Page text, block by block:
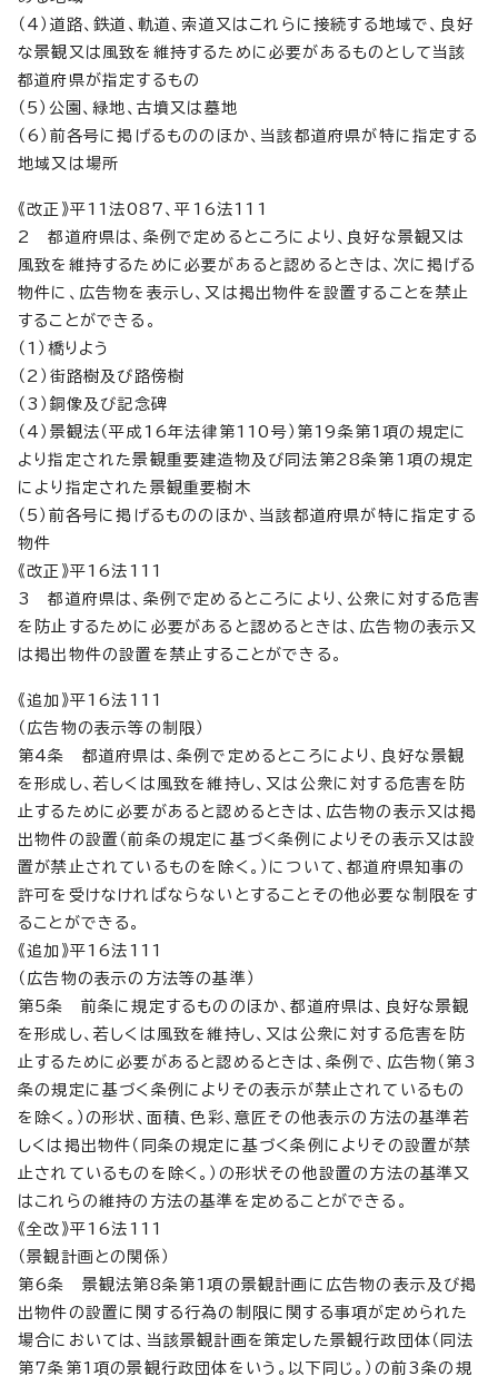
（4）道路、鉄道、軌道、索道又はこれらに接続する地域で、良好
な景観又は風致を維持するために必要があるものとして当該
都道府県が指定するもの
（5）公園、緑地、古墳又は墓地
（6）前各号に掲げるもののほか、当該都道府県が特に指定する
地域又は場所
《改正》平11法087、平16法111
2 都道府県は、条例で定めるところにより、良好な景観又は
風致を維持するために必要があると認めるときは、次に掲げる
物件に、広告物を表示し、又は掲出物件を設置することを禁止
することができる。
（1）橋りよう
（2）街路樹及び路傍樹
（3）銅像及び記念碑
（4）景観法（平成16年法律第110号）第19条第1項の規定に
より指定された景観重要建造物及び同法第28条第1項の規定
により指定された景観重要樹木
（5）前各号に掲げるもののほか、当該都道府県が特に指定する
物件
《改正》平16法111
3 都道府県は、条例で定めるところにより、公衆に対する危害
を防止するために必要があると認めるときは、広告物の表示又
は掲出物件の設置を禁止することができる。
《追加》平16法111
（広告物の表示等の制限）
第4条 都道府県は、条例で定めるところにより、良好な景観
を形成し、若しくは風致を維持し、又は公衆に対する危害を防
止するために必要があると認めるときは、広告物の表示又は掲
出物件の設置（前条の規定に基づく条例によりその表示又は設
置が禁止されているものを除く。）について、都道府県知事の
許可を受けなければならないとすることその他必要な制限をす
ることができる。
《追加》平16法111
（広告物の表示の方法等の基準）
第5条 前条に規定するもののほか、都道府県は、良好な景観
を形成し、若しくは風致を維持し、又は公衆に対する危害を防
止するために必要があると認めるときは、条例で、広告物（第3
条の規定に基づく条例によりその表示が禁止されているもの
を除く。）の形状、面積、色彩、意匠その他表示の方法の基準若
しくは掲出物件（同条の規定に基づく条例によりその設置が禁
止されているものを除く。）の形状その他設置の方法の基準又
はこれらの維持の方法の基準を定めることができる。
《全改》平16法111
（景観計画との関係）
第6条 景観法第8条第1項の景観計画に広告物の表示及び掲
出物件の設置に関する行為の制限に関する事項が定められた
場合においては、当該景観計画を策定した景観行政団体（同法
第7条第1項の景観行政団体をいう。以下同じ。）の前3条の規